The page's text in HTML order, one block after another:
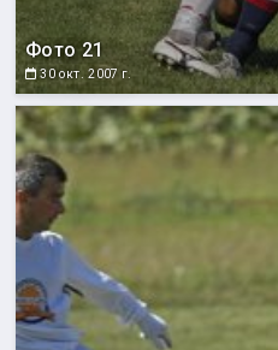
Фото 21
30 окт. 2007 г.